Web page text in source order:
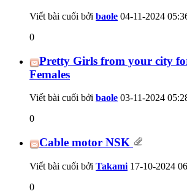
Viết bài cuối bởi baole 04-11-2024
0
Pretty Girls from your city
Females
Viết bài cuối bởi baole 03-11-2024
0
Cable motor NSK
Viết bài cuối bởi Takami 17-10-2024
0